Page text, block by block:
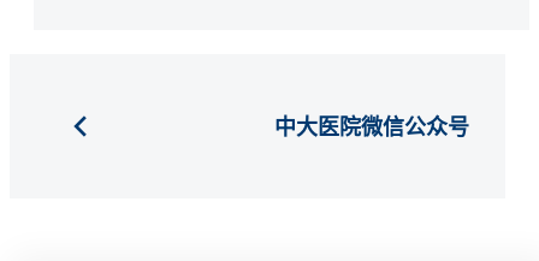
中大医院微信公众号